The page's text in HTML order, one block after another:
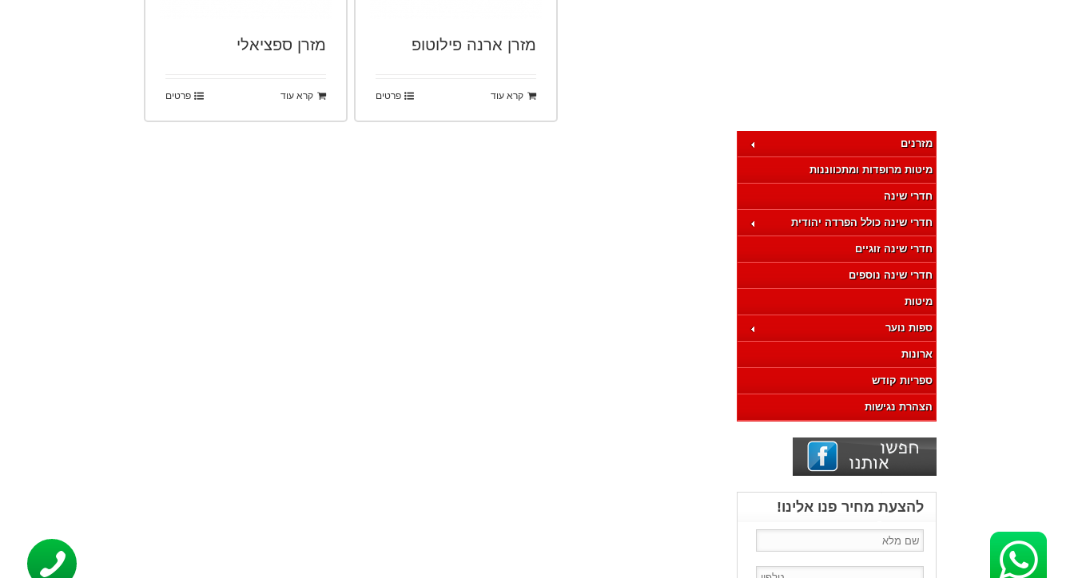
מזרן ספציאלי
קרא עוד פרטים
מזרן ארנה פילוטופ
קרא עוד פרטים
מזרנים
מיטות מרופדות ומתכווננות
חדרי שינה
חדרי שינה כולל הפרדה יהודית
חדרי שינה זוגיים
חדרי שינה נוספים
מיטות
ספות נוער
ארונות
ספריות קודש
הצהרת נגישות
להצעת מחיר פנו אלינו!